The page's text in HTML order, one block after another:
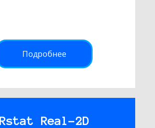
Подробнее
Rstat Real-2D